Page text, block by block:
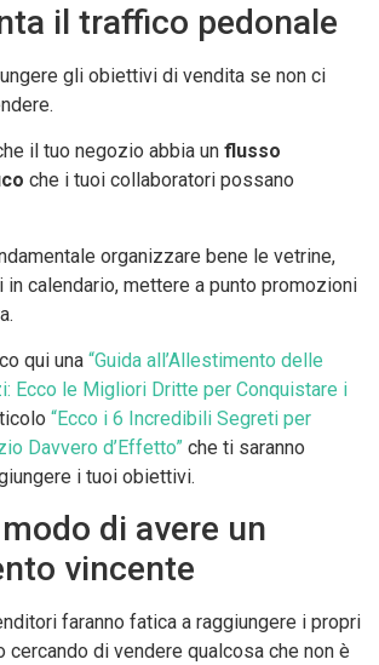
il traffico pedonale
gli obiettivi di vendita se non ci
il tuo negozio abbia un flusso
che i tuoi collaboratori possano
organizzare bene le vetrine,
calendario, mettere a punto promozioni
qui una “Guida all’Allestimento delle
Ecco le Migliori Dritte per Conquistare i
“Ecco i 6 Incredibili Segreti per
Davvero d’Effetto” che ti saranno
i tuoi obiettivi.
di avere un
vincente
faranno fatica a raggiungere i propri
di vendere qualcosa che non è